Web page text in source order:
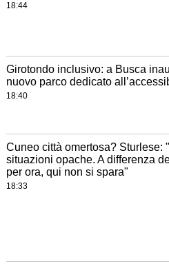
18:44
Girotondo inclusivo: a Busca
nuovo parco dedicato
18:40
Cuneo città omertosa? Sturlese:
situazioni opache. A differenza
per ora, qui non si spara"
18:33